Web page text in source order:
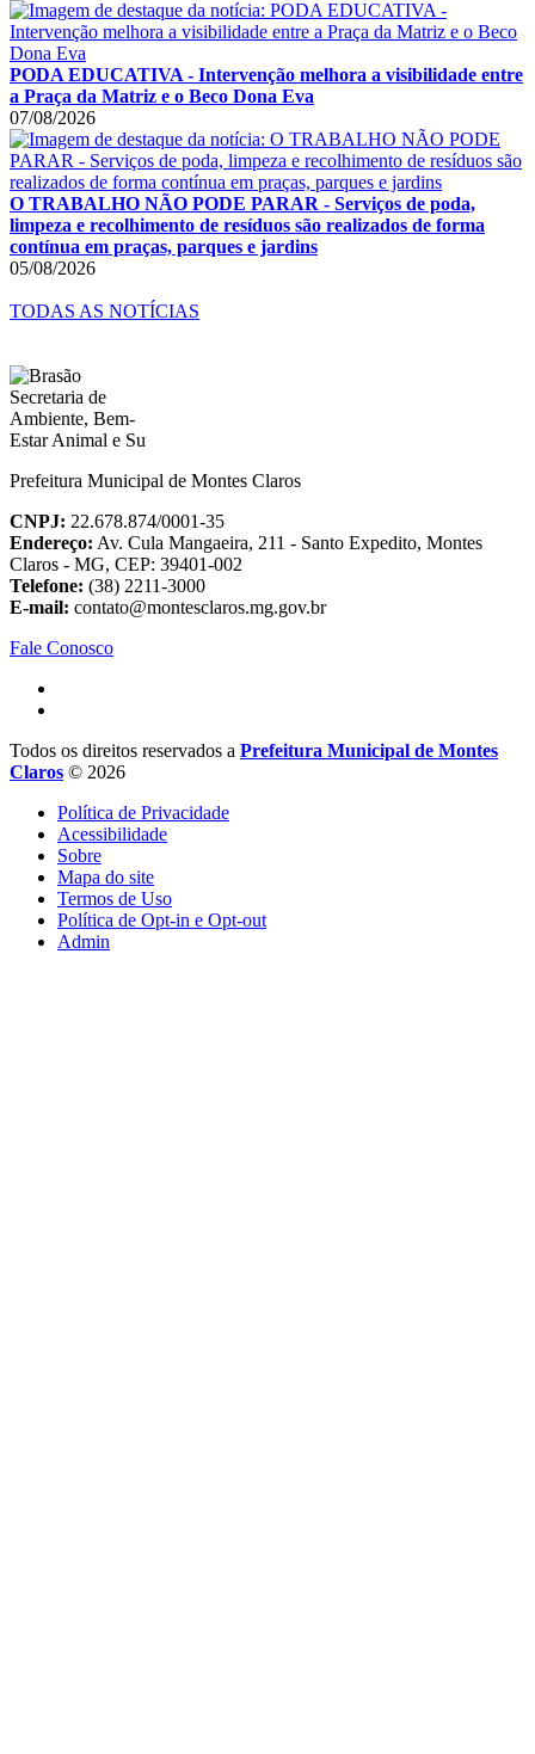
PODA EDUCATIVA - Intervenção melhora a visibilidade entre
a Praça da Matriz e o Beco Dona Eva
07/08/2026
O TRABALHO NÃO PODE PARAR - Serviços de poda,
limpeza e recolhimento de resíduos são realizados de forma
contínua em praças, parques e jardins
05/08/2026
TODAS AS NOTÍCIAS
Prefeitura Municipal de Montes Claros
CNPJ: 22.678.874/0001-35
Endereço: Av. Cula Mangaeira, 211 - Santo Expedito, Montes
Claros - MG, CEP: 39401-002
Telefone: (38) 2211-3000
E-mail: contato@montesclaros.mg.gov.br
Fale Conosco
Todos os direitos reservados a Prefeitura Municipal de Montes
Claros © 2026
Política de Privacidade
Acessibilidade
Sobre
Mapa do site
Termos de Uso
Política de Opt-in e Opt-out
Admin